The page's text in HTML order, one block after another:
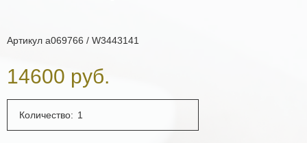
Артикул a069766 / W3443141
14600 руб.
Количество: